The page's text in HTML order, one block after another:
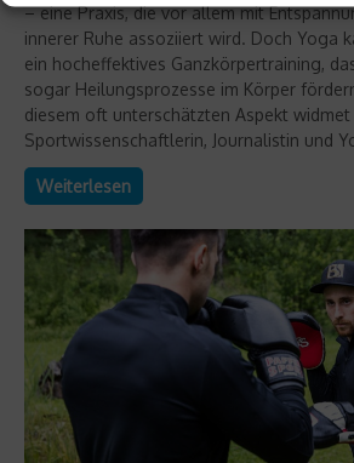
– eine Praxis, die vor allem mit
innerer Ruhe assoziiert wird. Doch Yoga
ein hocheffektives Ganzkörpertraining,
sogar Heilungsprozesse im Körper
diesem oft unterschätzten Aspekt widmet
Sportwissenschaftlerin, Journalistin und
Weiterlesen